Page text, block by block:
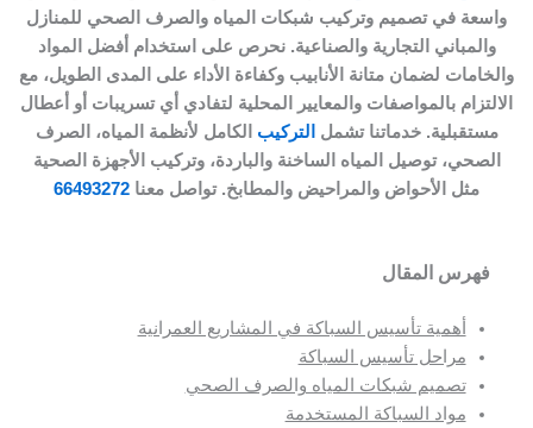
واسعة في تصميم وتركيب شبكات المياه والصرف الصحي للمنازل
والمباني التجارية والصناعية. نحرص على استخدام أفضل المواد
والخامات لضمان متانة الأنابيب وكفاءة الأداء على المدى الطويل، مع
الالتزام بالمواصفات والمعايير المحلية لتفادي أي تسريبات أو أعطال
مستقبلية. خدماتنا تشمل
التركيب
الكامل لأنظمة المياه، الصرف
الصحي، توصيل المياه الساخنة والباردة، وتركيب الأجهزة الصحية
مثل الأحواض والمراحيض والمطابخ. تواصل معنا 66493272
فهرس المقال
أهمية تأسيس السباكة في المشاريع العمرانية
مراحل تأسيس السباكة
تصميم شبكات المياه والصرف الصحي
مواد السباكة المستخدمة